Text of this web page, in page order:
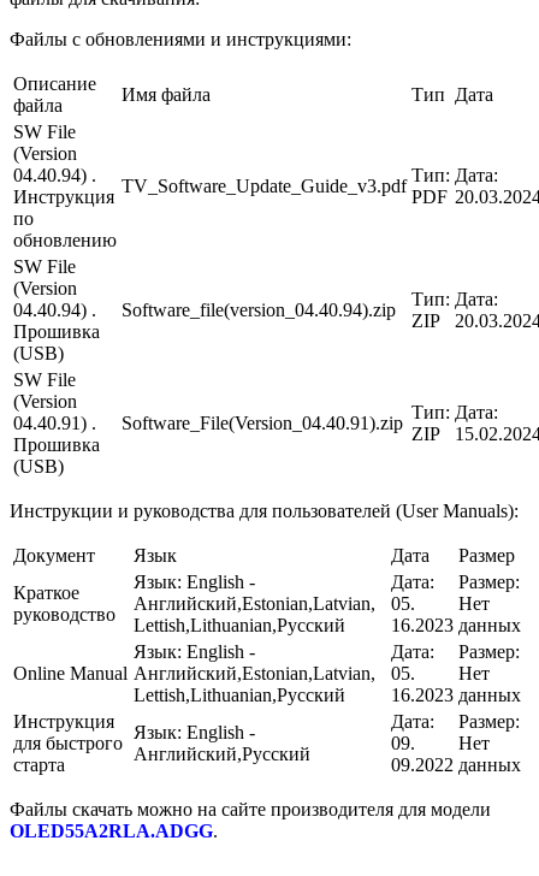
Файлы с обновлениями и инструкциями:
Описание
файла
Имя файла Тип Дата
SW File
(Version
04.40.94) .
Инструкция
по
обновлению
TV_Software_Update_Guide_v3.pdf
Тип:
PDF
Дата:
SW File
(Version
04.40.94) .
Прошивка
(USB)
Software_file(version_04.40.94).zip
Тип:
ZIP
Дата:
SW File
(Version
04.40.91) .
Прошивка
(USB)
Software_File(Version_04.40.91).zip
Тип:
ZIP
Дата:
Инструкции и руководства для пользователей (User Manuals):
Документ Язык Дата
Размер
Краткое
руководство
Язык: English -
Английский,Estonian,Latvian,
Lettish,Lithuanian,Русский
Дата:
05.
16.2023
Размер:
Нет
данных
Online Manual
Язык: English -
Английский,Estonian,Latvian,
Lettish,Lithuanian,Русский
Дата:
05.
16.2023
Размер:
Нет
данных
Инструкция
для быстрого
старта
Язык: English -
Английский,Русский
Дата:
09.
09.2022
Размер:
Нет
данных
Файлы скачать можно на сайте производителя для модели
OLED55A2RLA.ADGG.